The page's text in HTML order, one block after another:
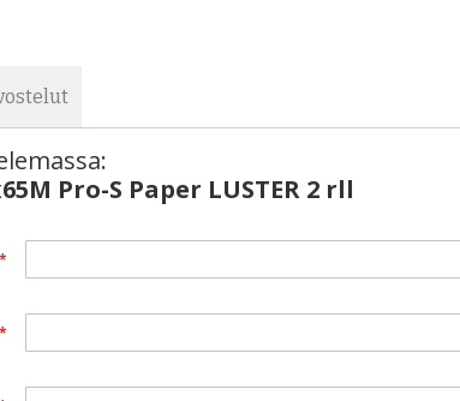
Pro-S Paper LUSTER 2 rll